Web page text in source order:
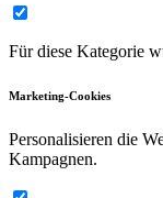
Für diese Kategorie
Marketing-Cookies
Personalisieren die
Kampagnen.